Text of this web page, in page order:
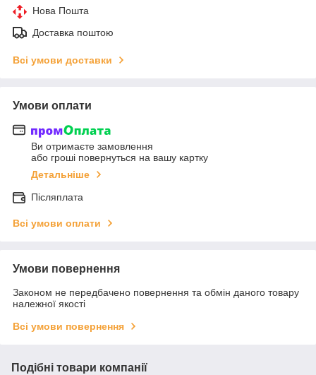
Нова Пошта
Доставка поштою
Всі умови доставки
Умови оплати
Ви отримаєте замовлення
або гроші повернуться на вашу картку
Детальніше
Післяплата
Всі умови оплати
Умови повернення
Законом не передбачено повернення та обмін даного товару
належної якості
Всі умови повернення
Подібні товари компанії